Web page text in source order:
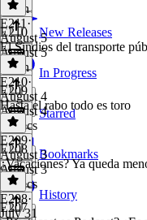
New Releases
In Progress
Starred
Bookmarks
History
1 min
E211 ·
August 5
August 5
1 min
E210
El Sindios del transporte
E210·
August 4
August 4
58 secs
E209
Hasta el rabo todo es toro
E209·
August 3
August 3
59 secs
E208
¿Vacaciones? Ya queda
E208·
July 31
E207